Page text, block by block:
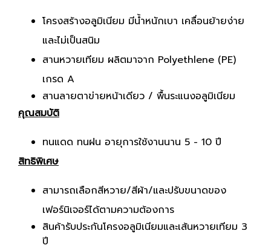
โครงสร้างอลูมิเนียม มีน้ำหนักเบา เคลื่อนย้ายง่าย
และไม่เป็นสนิม
สานหวายเทียม ผลิตมาจาก Polyethlene (PE)
เกรด A
สานลายตาข่ายหน้าเดียว / พื้นระแนงอลูมิเนียม
คุณสมบัติ
ทนแดด ทนฝน อายุการใช้งานนาน 5 - 10 ปี
สิทธิพิเศษ
สามารถเลือกสีหวาย/สีผ้า/และปรับขนาดของ
เฟอร์นิเจอร์ได้ตามความต้องการ
สินค้ารับประกันโครงอลูมิเนียมและเส้นหวายเทียม 3
ปี